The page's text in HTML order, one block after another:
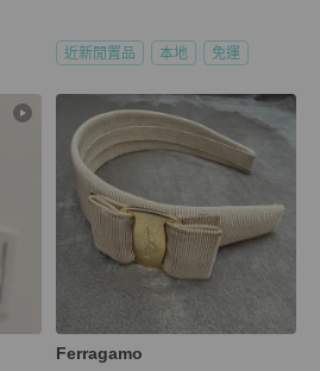
近新閒置品 本地 免運
Ferragamo